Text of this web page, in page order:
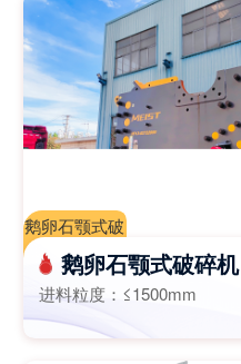
鹅卵石颚式破
碎机,颚式破
碎机，鄂式破
石机，颚破
机，鄂破价
鹅卵石颚式破碎机
进料粒度： ≤1500mm